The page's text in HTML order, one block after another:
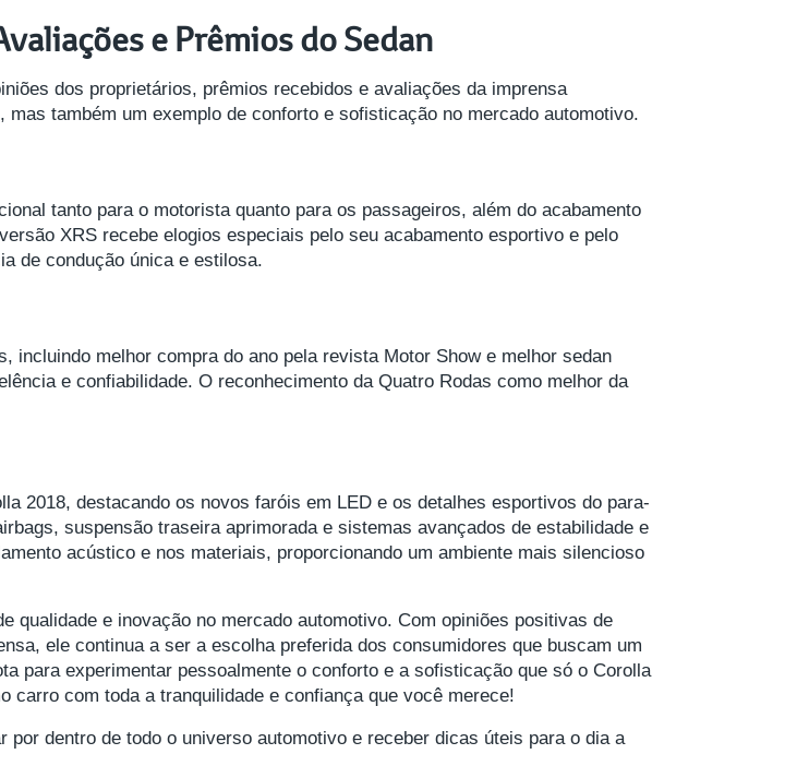
e Prêmios do Sedan
dos proprietários, prêmios recebidos e avaliações da imprensa
também um exemplo de conforto e sofisticação no mercado automotivo.
tanto para o motorista quanto para os passageiros, além do acabamento
XRS recebe elogios especiais pelo seu acabamento esportivo e pelo
de condução única e estilosa.
incluindo melhor compra do ano pela revista Motor Show e melhor sedan
e confiabilidade. O reconhecimento da Quatro Rodas como melhor da
2018, destacando os novos faróis em LED e os detalhes esportivos do para-
suspensão traseira aprimorada e sistemas avançados de estabilidade e
acústico e nos materiais, proporcionando um ambiente mais silencioso
qualidade e inovação no mercado automotivo. Com opiniões positivas de
ele continua a ser a escolha preferida dos consumidores que buscam um
para experimentar pessoalmente o conforto e a sofisticação que só o Corolla
carro com toda a tranquilidade e confiança que você merece!
por dentro de todo o universo automotivo e receber dicas úteis para o dia a